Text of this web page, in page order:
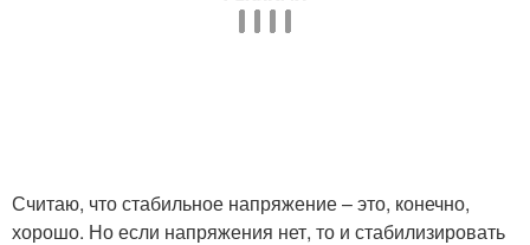
Считаю, что стабильное напряжение – это, конечно,
хорошо. Но если напряжения нет, то и стабилизировать